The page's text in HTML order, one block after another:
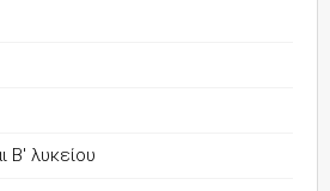
Β' λυκείου